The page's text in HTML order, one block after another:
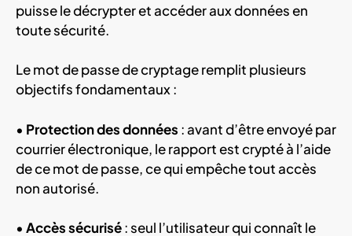
puisse le décrypter et accéder aux données en
toute sécurité.
Le mot de passe de cryptage remplit plusieurs
objectifs fondamentaux :
• Protection des données : avant d’être envoyé par
courrier électronique, le rapport est crypté à l’aide
de ce mot de passe, ce qui empêche tout accès
non autorisé.
• Accès sécurisé: seul l’utilisateur qui connaît le